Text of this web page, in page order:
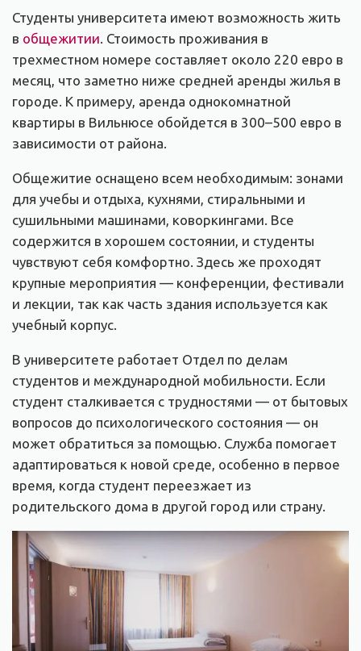
Студенты университета имеют возможность жить
в общежитии. Стоимость проживания в
трехместном номере составляет около 220 евро в
месяц, что заметно ниже средней аренды жилья в
городе. К примеру, аренда однокомнатной
квартиры в Вильнюсе обойдется в 300–500 евро в
зависимости от района.
Общежитие оснащено всем необходимым: зонами
для учебы и отдыха, кухнями, стиральными и
сушильными машинами, коворкингами. Все
содержится в хорошем состоянии, и студенты
чувствуют себя комфортно. Здесь же проходят
крупные мероприятия — конференции, фестивали
и лекции, так как часть здания используется как
учебный корпус.
В университете работает Отдел по делам
студентов и международной мобильности. Если
студент сталкивается с трудностями — от бытовых
вопросов до психологического состояния — он
может обратиться за помощью. Служба помогает
адаптироваться к новой среде, особенно в первое
время, когда студент переезжает из
родительского дома в другой город или страну.